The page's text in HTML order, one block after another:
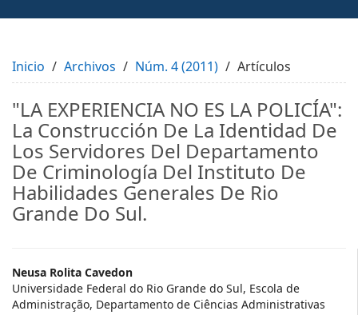
Inicio Archivos Núm. 4 (2011) Artículos
"LA EXPERIENCIA NO ES LA POLICÍA":
La Construcción De La Identidad De
Los Servidores Del Departamento
De Criminología Del Instituto De
Habilidades Generales De Rio
Grande Do Sul.
Main
Article
Neusa Rolita Cavedon
Universidade Federal do Rio Grande do Sul, Escola de
Administração, Departamento de Ciências Administrativas